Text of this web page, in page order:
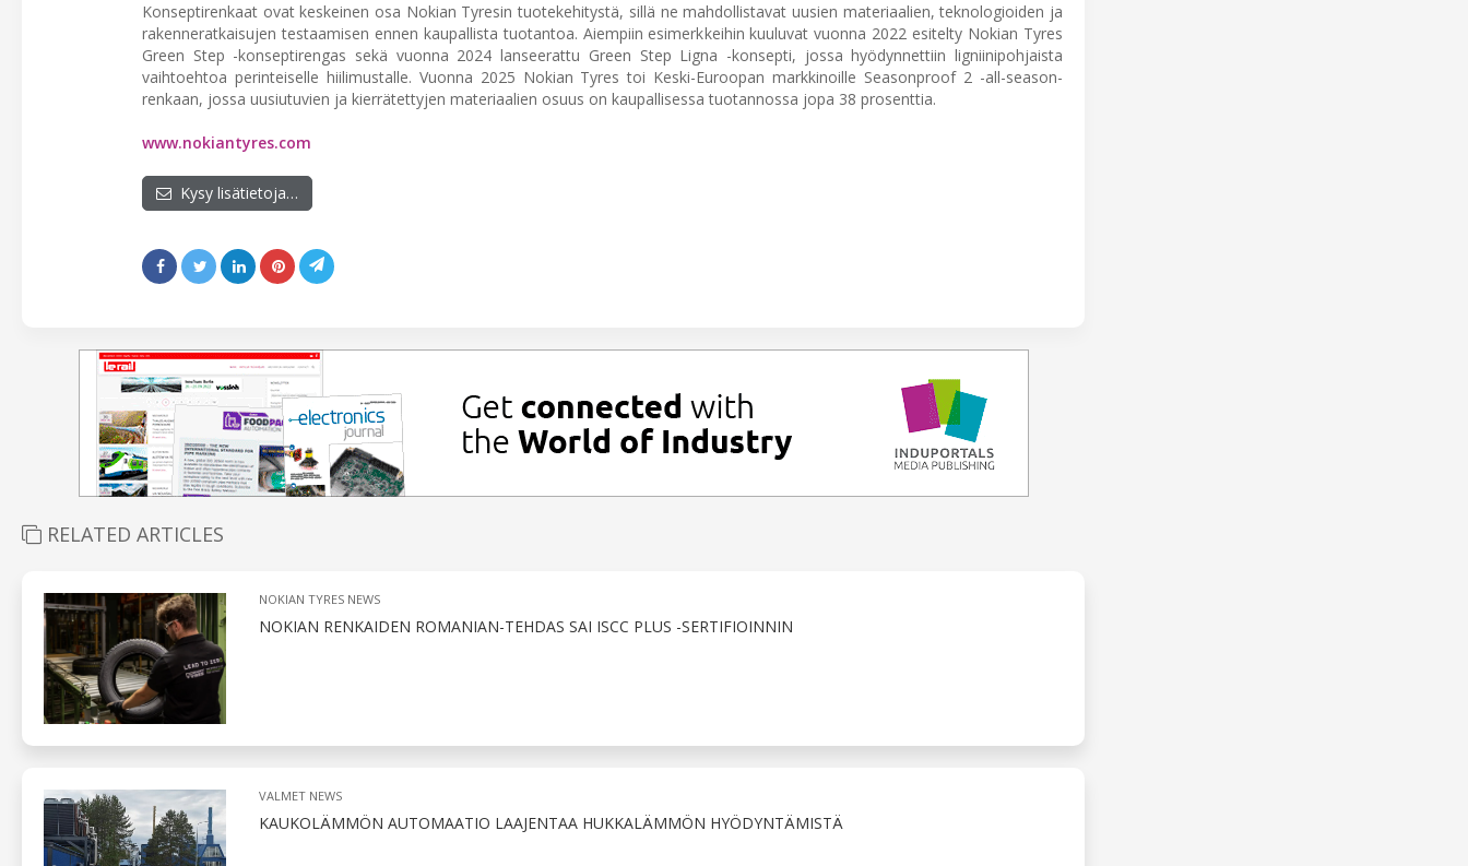
Konseptirenkaat ovat keskeinen osa Nokian Tyresin tuotekehitystä, sillä ne mahdollistavat uusien materiaalien, teknologioiden ja
rakenneratkaisujen testaamisen ennen kaupallista tuotantoa. Aiempiin esimerkkeihin kuuluvat vuonna 2022 esitelty Nokian Tyres
Green Step -konseptirengas sekä vuonna 2024 lanseerattu Green Step Ligna -konsepti, jossa hyödynnettiin ligniinipohjaista
vaihtoehtoa perinteiselle hiilimustalle. Vuonna 2025 Nokian Tyres toi Keski-Euroopan markkinoille Seasonproof 2 -all-season-
renkaan, jossa uusiutuvien ja kierrätettyjen materiaalien osuus on kaupallisessa tuotannossa jopa 38 prosenttia.
www.nokiantyres.com
Kysy lisätietoja…
RELATED ARTICLES
NOKIAN TYRES NEWS
NOKIAN RENKAIDEN ROMANIAN-TEHDAS SAI ISCC PLUS -SERTIFIOINNIN
VALMET NEWS
KAUKOLÄMMÖN AUTOMAATIO LAAJENTAA HUKKALÄMMÖN HYÖDYNTÄMISTÄ